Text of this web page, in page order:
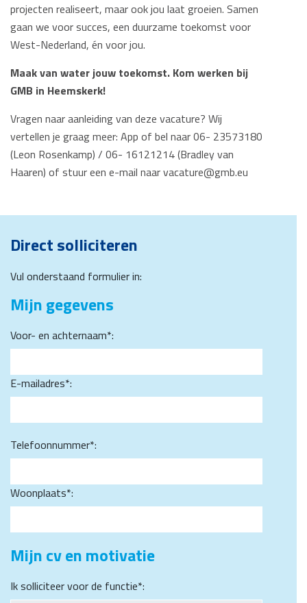
projecten realiseert, maar ook jou laat groeien. ​Samen
gaan we voor succes, een duurzame toekomst voor
West-Nederland, én voor jou.​
Maak van water jouw toekomst. Kom werken bij
GMB in Heemskerk!
Vragen naar aanleiding van deze vacature? Wij
vertellen je graag meer: App of bel naar 06- 23573180
(Leon Rosenkamp) / 06- 16121214 (Bradley van
Haaren) of stuur een e-mail naar vacature@gmb.eu
Direct solliciteren
Vul onderstaand formulier in:
Mijn gegevens
Voor- en achternaam*:
E-mailadres*:
Telefoonnummer*:
Woonplaats*:
Mijn cv en motivatie
Ik solliciteer voor de functie*: